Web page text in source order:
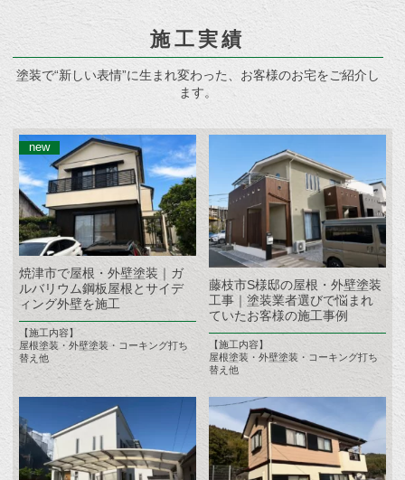
施工実績
塗装で“新しい表情”に生まれ変わった、お客様のお宅をご紹介し
ます。
焼津市で屋根・外壁塗装｜ガ
ルバリウム鋼板屋根とサイデ
ィング外壁を施工
【施工内容】
屋根塗装・外壁塗装・コーキング打ち
替え他
藤枝市S様邸の屋根・外壁塗装
工事｜塗装業者選びで悩まれ
ていたお客様の施工事例
【施工内容】
屋根塗装・外壁塗装・コーキング打ち
替え他